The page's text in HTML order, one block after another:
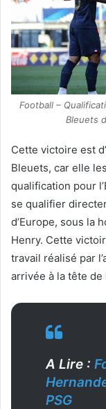
Football –
Bleuets
Cette victoire est
Bleuets, car elle
qualification pour
se qualifier
d’Europe, sous la
Henry. Cette
travail réalisé par
arrivée à la tête
A Lire :
PSG